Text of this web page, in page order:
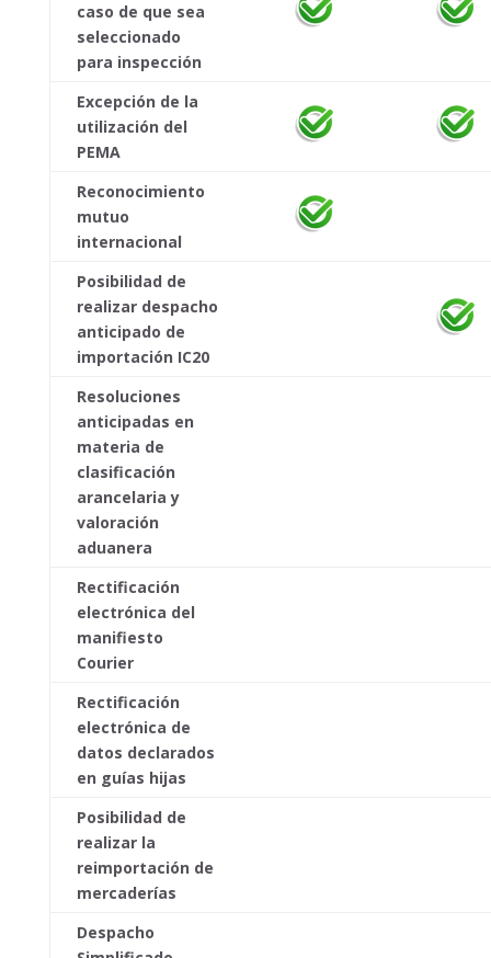
caso de que sea
seleccionado
para inspección
Excepción de la
utilización del
PEMA
Reconocimiento
mutuo
internacional
Posibilidad de
realizar despacho
anticipado de
importación IC20
Resoluciones
anticipadas en
materia de
clasificación
arancelaria y
valoración
aduanera
Rectificación
electrónica del
manifiesto
Courier
Rectificación
electrónica de
datos declarados
en guías hijas
Posibilidad de
realizar la
reimportación de
mercaderías
Despacho